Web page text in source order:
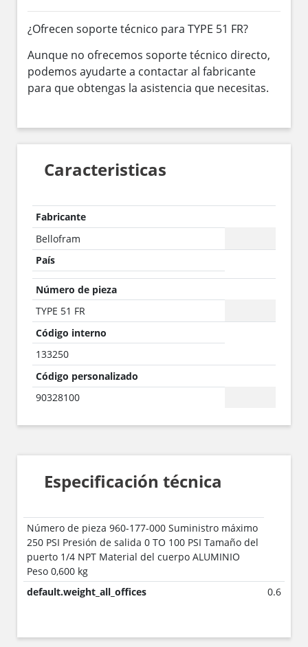
¿Ofrecen soporte técnico para TYPE 51 FR?
Aunque no ofrecemos soporte técnico directo,
podemos ayudarte a contactar al fabricante
para que obtengas la asistencia que necesitas.
Caracteristicas
Fabricante
Bellofram
País
Número de pieza
TYPE 51 FR
Código interno
133250
Código personalizado
90328100
Especificación técnica
Número de pieza 960-177-000 Suministro máximo
250 PSI Presión de salida 0 TO 100 PSI Tamaño del
puerto 1/4 NPT Material del cuerpo ALUMINIO
Peso 0,600 kg
default.weight_all_offices
0.6